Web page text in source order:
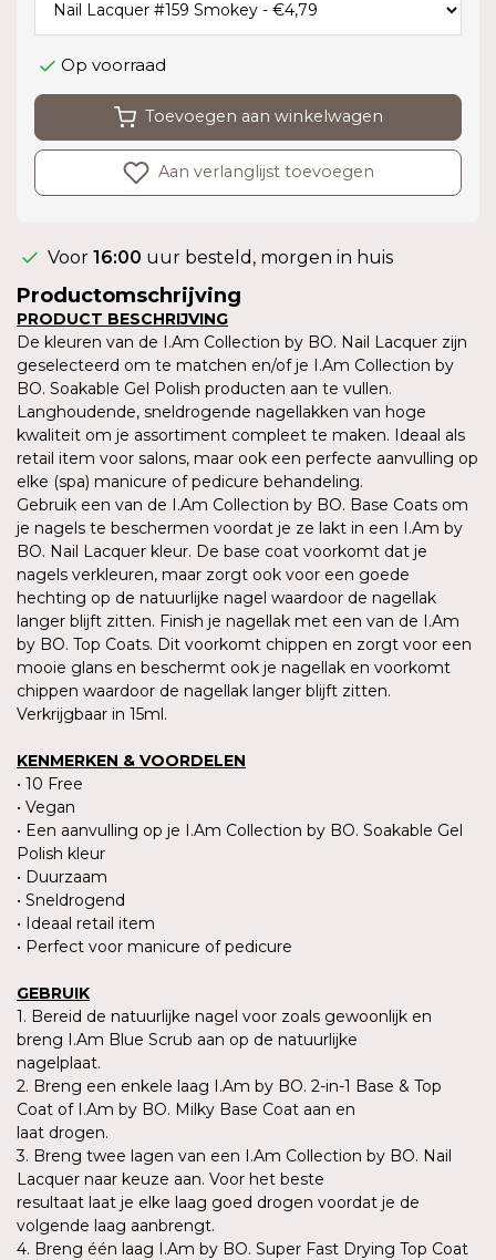
Op voorraad
Toevoegen aan winkelwagen
Aan verlanglijst toevoegen
Voor 16:00 uur besteld, morgen in huis
Productomschrijving
PRODUCT BESCHRIJVING
De kleuren van de I.Am Collection by BO. Nail Lacquer zijn
geselecteerd om te matchen en/of je I.Am Collection by
BO. Soakable Gel Polish producten aan te vullen.
Langhoudende, sneldrogende nagellakken van hoge
kwaliteit om je assortiment compleet te maken. Ideaal als
retail item voor salons, maar ook een perfecte aanvulling op
elke (spa) manicure of pedicure behandeling.
Gebruik een van de I.Am Collection by BO. Base Coats om
je nagels te beschermen voordat je ze lakt in een I.Am by
BO. Nail Lacquer kleur. De base coat voorkomt dat je
nagels verkleuren, maar zorgt ook voor een goede
hechting op de natuurlijke nagel waardoor de nagellak
langer blijft zitten. Finish je nagellak met een van de I.Am
by BO. Top Coats. Dit voorkomt chippen en zorgt voor een
mooie glans en beschermt ook je nagellak en voorkomt
chippen waardoor de nagellak langer blijft zitten.
Verkrijgbaar in 15ml.
KENMERKEN & VOORDELEN
• 10 Free
• Vegan
• Een aanvulling op je I.Am Collection by BO. Soakable Gel
Polish kleur
• Duurzaam
• Sneldrogend
• Ideaal retail item
• Perfect voor manicure of pedicure
GEBRUIK
1. Bereid de natuurlijke nagel voor zoals gewoonlijk en
breng I.Am Blue Scrub aan op de natuurlijke
nagelplaat.
2. Breng een enkele laag I.Am by BO. 2-in-1 Base & Top
Coat of I.Am by BO. Milky Base Coat aan en
laat drogen.
3. Breng twee lagen van een I.Am Collection by BO. Nail
Lacquer naar keuze aan. Voor het beste
resultaat laat je elke laag goed drogen voordat je de
volgende laag aanbrengt.
4. Breng één laag I.Am by BO. Super Fast Drying Top Coat